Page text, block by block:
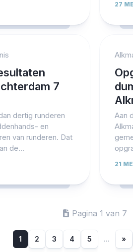
27
7
dertig runderen
en
van runderen. Dat
de...
Aan
21
Pagina 1 van 7
1 2 3 4 5 ... »